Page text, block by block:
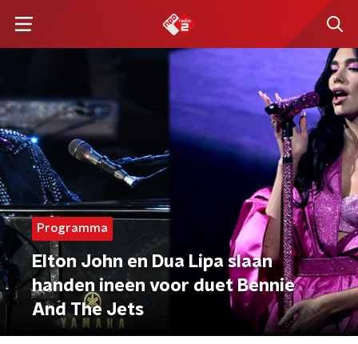
Programma
Elton John en Dua Lipa slaan
handen ineen voor duet Bennie
And The Jets